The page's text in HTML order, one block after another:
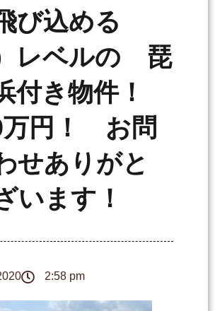
び込める
）レベルの 琵
付き物件！
万円！ お問
せありがと
います！
2:58 pm